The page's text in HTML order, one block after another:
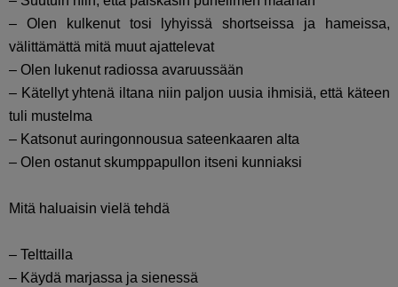
– Olen kulkenut tosi lyhyissä shortseissa ja hameissa,
välittämättä mitä muut ajattelevat
– Olen lukenut radiossa avaruussään
– Kätellyt yhtenä iltana niin paljon uusia ihmisiä, että käteen
tuli mustelma
– Katsonut auringonnousua sateenkaaren alta
– Olen ostanut skumppapullon itseni kunniaksi
Mitä haluaisin vielä tehdä
– Telttailla
– Käydä marjassa ja sienessä